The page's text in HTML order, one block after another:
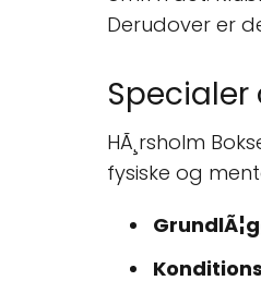
Derudover er
HÃ¸rsholm
fysiske og